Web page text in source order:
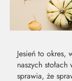
Jesień to okres,
naszych
sprawia, że